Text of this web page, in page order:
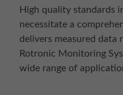
High quality standards
necessitate a
delivers measured data
Rotronic Monitoring
wide range of